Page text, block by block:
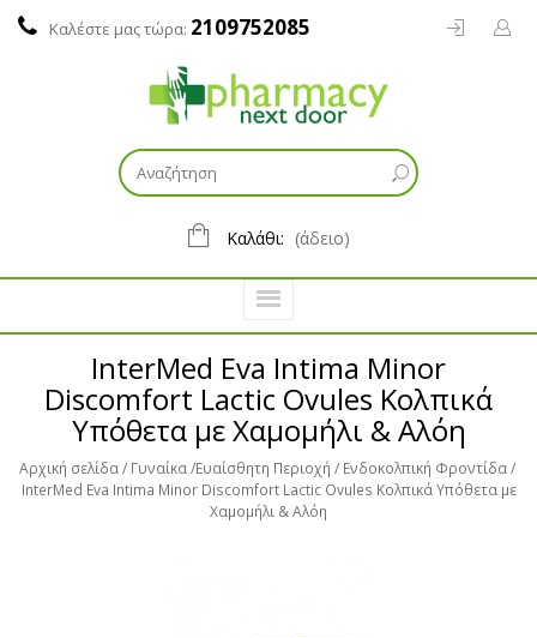
Καλέστε μας τώρα: 2109752085
Καλάθι: (άδειο)
InterMed Eva Intima Minor
Discomfort Lactic Ovules Κολπικά
Υπόθετα με Χαμομήλι & Αλόη
Αρχική σελίδα Γυναίκα Ευαίσθητη Περιοχή
Ενδοκολπική Φροντίδα
InterMed Eva Intima Minor Discomfort Lactic Ovules Κολπικά Υπόθετα με
Χαμομήλι & Αλόη